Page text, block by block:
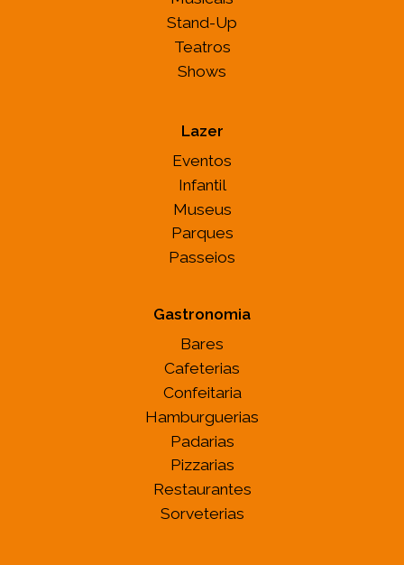
Stand-Up
Teatros
Shows
Lazer
Eventos
Infantil
Museus
Parques
Passeios
Gastronomia
Bares
Cafeterias
Confeitaria
Hamburguerias
Padarias
Pizzarias
Restaurantes
Sorveterias